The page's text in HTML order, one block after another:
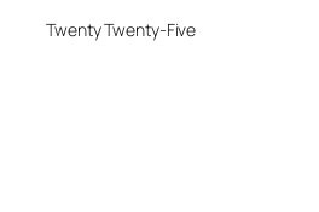
Twenty Twenty-Five